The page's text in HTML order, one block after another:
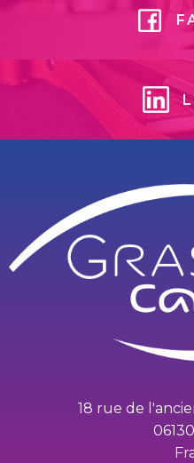
18 rue de